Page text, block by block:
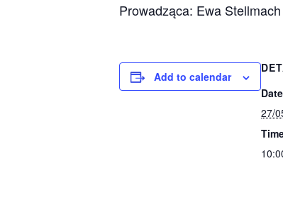
Prowadząca: Ewa
Add to calendar
27/